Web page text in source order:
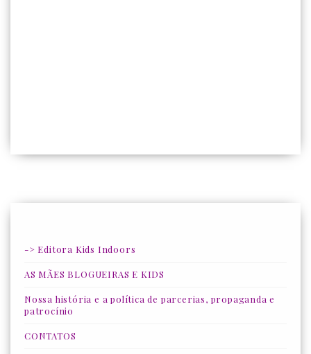
-> Editora Kids Indoors
AS MÃES BLOGUEIRAS E KIDS
Nossa história e a política de parcerias, propaganda e
patrocínio
CONTATOS